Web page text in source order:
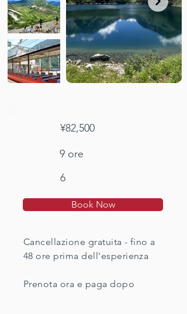
¥82,500
9 ore
6
Book Now
Cancellazione gratuita - fino a
48 ore prima dell'esperienza
Prenota ora e paga dopo